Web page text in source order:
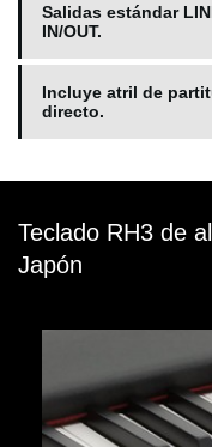
Salidas estándar
IN/OUT.
Incluye atril de
directo.
Teclado RH3 de
Japón